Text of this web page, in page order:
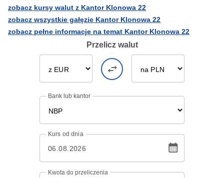
zobacz kursy walut z Kantor Klonowa 22
zobacz wszystkie gałęzie Kantor Klonowa 22
zobacz pełne informacje na temat Kantor Klonowa 22
Przelicz walut
Bank lub kantor
Kurs od dnia
Kwota do przeliczenia